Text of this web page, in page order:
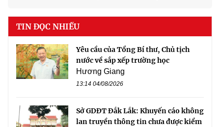
TIN ĐỌC NHIỀU
Yêu cầu của Tổng Bí thư, Chủ tịch
nước về sắp xếp trường học
Hương Giang
13:14 04/08/2026
Sở GDĐT Đắk Lắk: Khuyến cáo không
lan truyền thông tin chưa được kiểm